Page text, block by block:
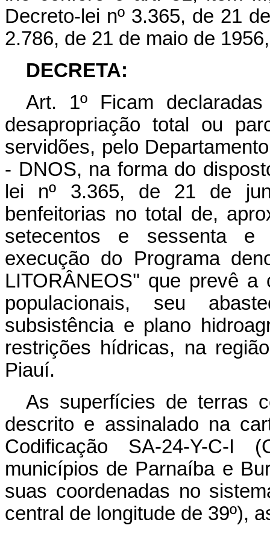
Decreto-lei nº 3.365, de 21
2.786, de 21 de maio de 1956,
DECRETA:
Art. 1º Ficam
desapropriação total ou
servidões, pelo
- DNOS, na forma do
lei nº 3.365, de 21 de
benfeitorias no total de,
setecentos e sessenta e
execução do Programa
LITORÂNEOS'' que prevê a
populacionais, seu
subsistência e plano
restrições hídricas, na
Piauí.
As superfícies de terras
descrito e assinalado na
Codificação SA-24-Y-C-I
municípios de Parnaíba e
suas coordenadas no
central de longitude de 39º),